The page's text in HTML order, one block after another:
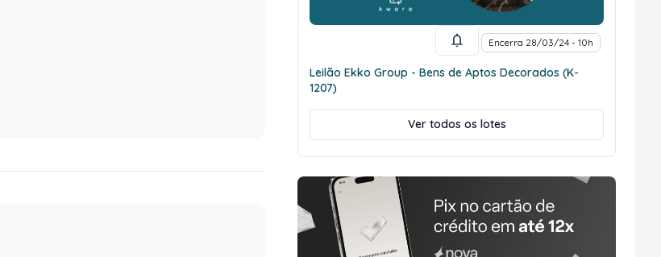
Encerra 28/03/24 - 10h
Leilão Ekko Group - Bens de Aptos Decorados (K-
1207)
Ver todos os lotes